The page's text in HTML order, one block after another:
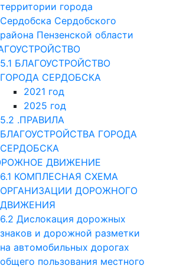
территории города
Сердобска Сердобского
района Пензенской области
5.1 БЛАГОУСТРОЙСТВО
ГОРОДА СЕРДОБСКА
2021 год
2025 год
5.2 .ПРАВИЛА
БЛАГОУСТРОЙСТВА ГОРОДА
СЕРДОБСКА
ДВИЖЕНИЕ
6.1 КОМПЛЕСНАЯ СХЕМА
ОРГАНИЗАЦИИ ДОРОЖНОГО
ДВИЖЕНИЯ
6.2 Дислокация дорожных
знаков и дорожной разметки
на автомобильных дорогах
общего пользования местного